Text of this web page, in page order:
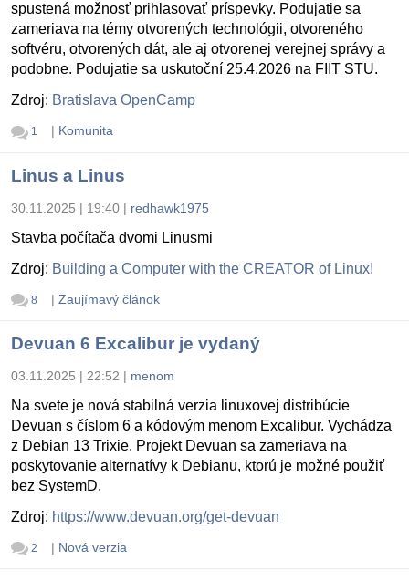
spustená možnosť prihlasovať príspevky. Podujatie sa
zameriava na témy otvorených technológii, otvoreného
softvéru, otvorených dát, ale aj otvorenej verejnej správy a
podobne. Podujatie sa uskutoční 25.4.2026 na FIIT STU.
Zdroj: Bratislava OpenCamp
1 | Komunita
Linus a Linus
30.11.2025 | 19:40 | redhawk1975
Stavba počítača dvomi Linusmi
Zdroj: Building a Computer with the CREATOR of Linux!
8 | Zaujímavý článok
Devuan 6 Excalibur je vydaný
03.11.2025 | 22:52 | menom
Na svete je nová stabilná verzia linuxovej distribúcie
Devuan s číslom 6 a kódovým menom Excalibur. Vychádza
z Debian 13 Trixie. Projekt Devuan sa zameriava na
poskytovanie alternatívy k Debianu, ktorú je možné použiť
bez SystemD.
Zdroj: https://www.devuan.org/get-devuan
2 | Nová verzia